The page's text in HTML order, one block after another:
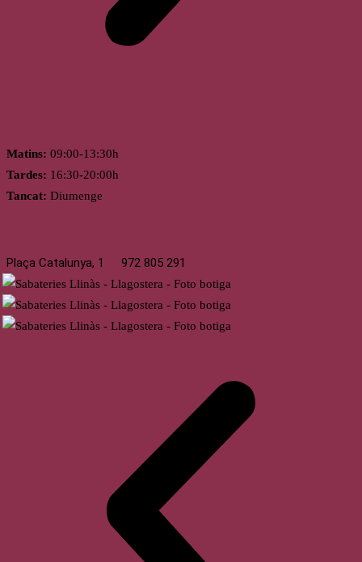
Matins: 09:00-13:30h
Tardes: 16:30-20:00h
Tancat: Diumenge
Plaça Catalunya, 1 972 805 291